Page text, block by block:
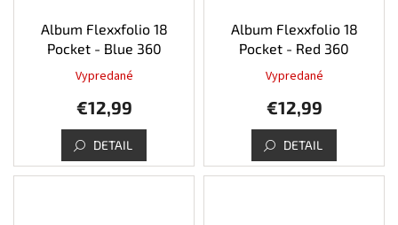
Album Flexxfolio 18
Pocket - Blue 360
Vypredané
€12,99
DETAIL
Album Flexxfolio 18
Pocket - Red 360
Vypredané
€12,99
DETAIL